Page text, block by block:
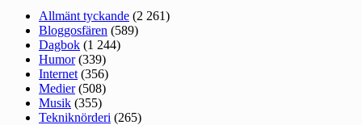
Allmänt tyckande (2 261)
Bloggosfären (589)
Dagbok (1 244)
Humor(339)
Internet (356)
Medier(508)
Musik (355)
Tekniknörderi (265)